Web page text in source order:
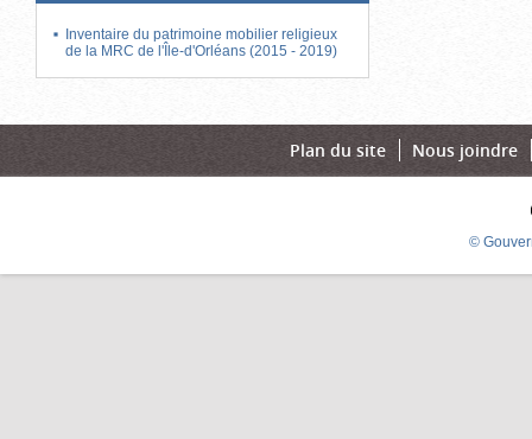
Inventaire du patrimoine mobilier religieux
de la MRC de l'Île-d'Orléans (2015 - 2019)
Plan du site Nous joindre
©